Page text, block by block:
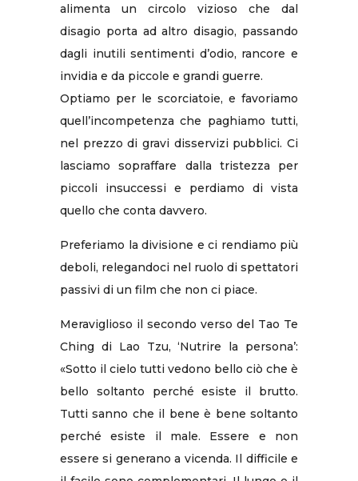
alimenta un circolo vizioso che dal
disagio porta ad altro disagio, passando
dagli inutili sentimenti d’odio, rancore e
invidia e da piccole e grandi guerre.
Optiamo per le scorciatoie, e favoriamo
quell’incompetenza che paghiamo tutti,
nel prezzo di gravi disservizi pubblici. Ci
lasciamo sopraffare dalla tristezza per
piccoli insuccessi e perdiamo di vista
quello che conta davvero.
Preferiamo la divisione e ci rendiamo più
deboli, relegandoci nel ruolo di spettatori
passivi di un film che non ci piace.
Meraviglioso il secondo verso del Tao Te
Ching di Lao Tzu, ‘Nutrire la persona’:
«Sotto il cielo tutti vedono bello ciò che è
bello soltanto perché esiste il brutto.
Tutti sanno che il bene è bene soltanto
perché esiste il male. Essere e non
essere si generano a vicenda. Il difficile e